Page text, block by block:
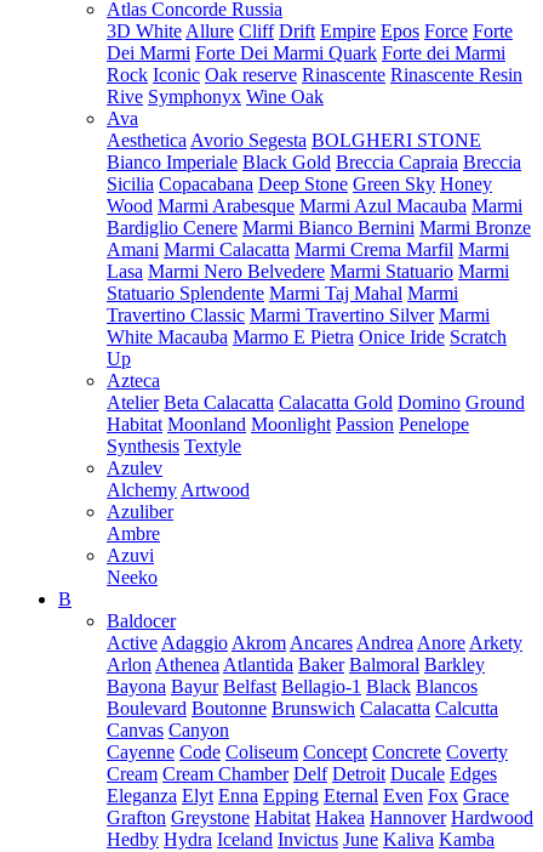
Atlas Concorde Russia
3D White Allure Cliff Drift Empire Epos Force Forte
Dei Marmi Forte Dei Marmi Quark Forte dei Marmi
Rock Iconic Oak reserve Rinascente Rinascente Resin
Rive Symphonyx Wine Oak
Ava
Aesthetica Avorio Segesta BOLGHERI STONE
Bianco Imperiale Black Gold Breccia Capraia Breccia
Sicilia Copacabana Deep Stone Green Sky Honey
Wood Marmi Arabesque Marmi Azul Macauba Marmi
Bardiglio Cenere Marmi Bianco Bernini Marmi Bronze
Amani Marmi Calacatta Marmi Crema Marfil Marmi
Lasa Marmi Nero Belvedere Marmi Statuario Marmi
Statuario Splendente Marmi Taj Mahal Marmi
Travertino Classic Marmi Travertino Silver Marmi
White Macauba Marmo E Pietra Onice Iride Scratch
Up
Azteca
Atelier Beta Calacatta Calacatta Gold Domino Ground
Habitat Moonland Moonlight Passion Penelope
Synthesis Textyle
Azulev
Alchemy Artwood
Azuliber
Ambre
Azuvi
Neeko
B
Baldocer
Active Adaggio Akrom Ancares Andrea Anore Arkety
Arlon Athenea Atlantida Baker Balmoral Barkley
Bayona Bayur Belfast Bellagio-1 Black Blancos
Boulevard Boutonne Brunswich Calacatta Calcutta
Canvas Canyon
Cayenne Code Coliseum Concept Concrete Coverty
Cream Cream Chamber Delf Detroit Ducale Edges
Eleganza Elyt Enna Epping Eternal Even Fox Grace
Grafton Greystone Habitat Hakea Hannover Hardwood
Hedby Hydra Iceland Invictus June Kaliva Kamba